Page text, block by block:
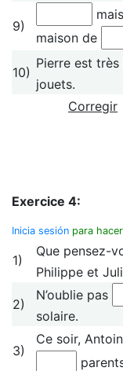
9)
maison de
10)
Pierre est
jouets.
Corregir
Exercice 4:
Inicia sesión para
1)
Que pensez-
Philippe et
2)
N’oublie pas
solaire.
3)
Ce soir,